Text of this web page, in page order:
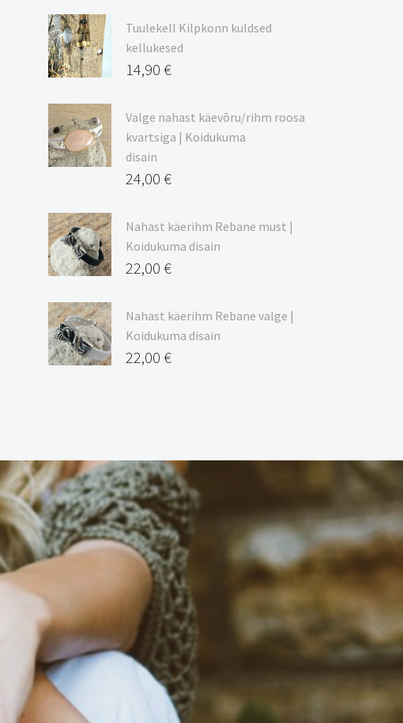
9,00 €
kuni
20,44 €
Tuulekell Kilpkonn kuldsed
kellukesed
14,90 €
Valge nahast käevõru/rihm roosa
kvartsiga | Koidukuma
disain
24,00 €
Nahast käerihm Rebane must |
Koidukuma disain
22,00 €
Nahast käerihm Rebane valge |
Koidukuma disain
22,00 €